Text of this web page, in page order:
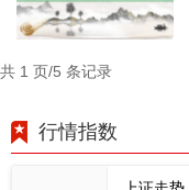
共 1 页/5 条记录
行情指数